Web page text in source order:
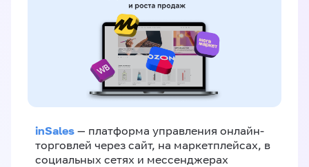
inSales — платформа управления онлайн-
торговлей через сайт, на маркетплейсах, в
социальных сетях и мессенджерах